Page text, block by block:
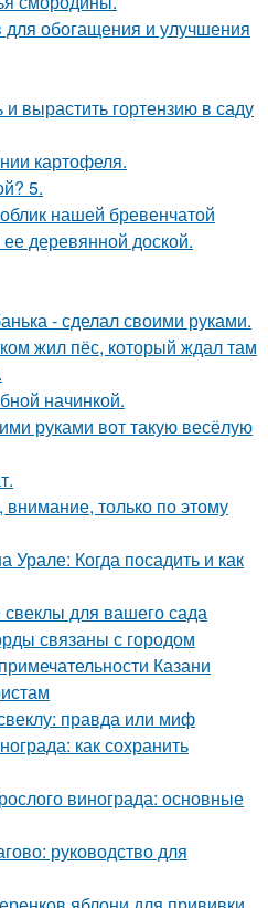
обогащения и улучшения
вырастить гортензию в саду
картофеля.
5.
нашей бревенчатой
деревянной доской.
- сделал своими руками.
жил пёс, который ждал там
начинкой.
руками вот такую весёлую
только по этому
Урале: Когда посадить и как
для вашего сада
связаны с городом
Казани
правда или миф
как сохранить
винограда: основные
руководство для